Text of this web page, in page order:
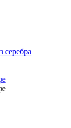
серебра